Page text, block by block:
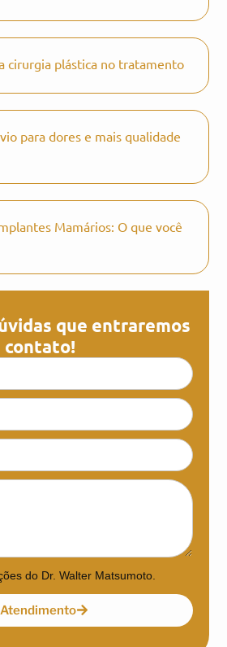
cirurgia plástica no tratamento
para dores e mais qualidade
Mamários: O que você
que entraremos
contato!
do Dr. Walter Matsumoto.